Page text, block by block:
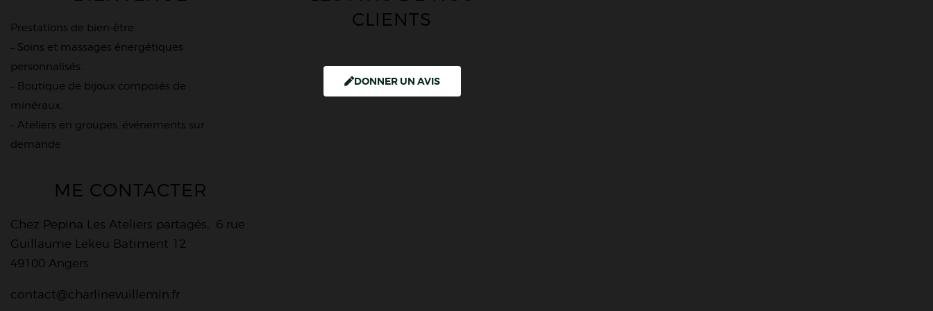
Prestations de bien-être:
– Soins et massages énergétiques
personnalisés.
– Boutique de bijoux composés de
minéraux.
– Ateliers en groupes, événements sur
demande.
ME CONTACTER
Chez Pepina Les Ateliers partagés, 6 rue
Guillaume Lekeu Batiment 12
49100 Angers
contact@charlinevuillemin.fr
CLIENTS
DONNER UN AVIS